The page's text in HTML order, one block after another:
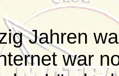
Jahren
war